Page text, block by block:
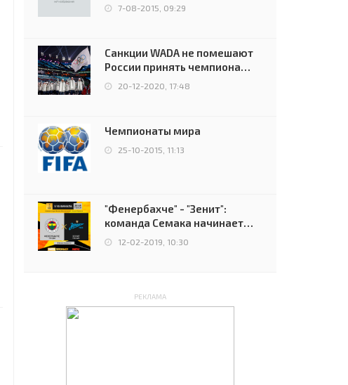
7-08-2015, 09:29
Санкции WADA не помешают
России принять чемпионат
Европы и финал Лиги
чемпионов.
20-12-2020, 17:48
Чемпионаты мира
25-10-2015, 11:13
"Фенербахче" - "Зенит":
команда Семака начинает
путь в плей-офф Лиги
12-02-2019, 10:30
РЕКЛАМА